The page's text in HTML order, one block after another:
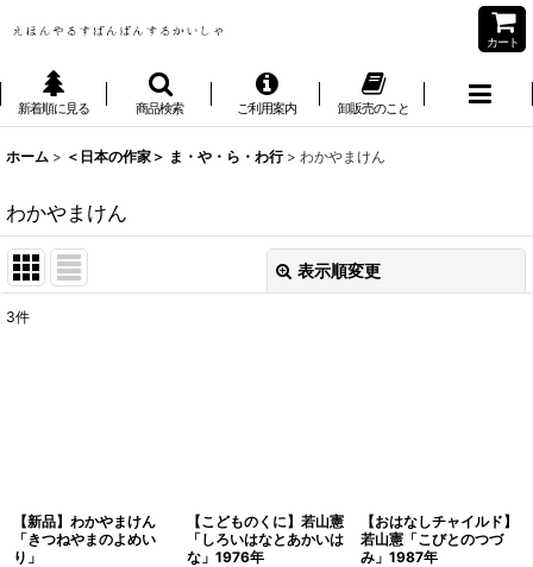
カート
新着順に見る 商品検索 ご利用案内 卸販売のこと
ホーム > ＜日本の作家＞ ま・や・ら・わ行 > わかやまけん
わかやまけん
表示順変更
3件
【新品】わかやまけん
「きつねやまのよめい
り」
【こどものくに】若山憲
「しろいはなとあかいは
な」1976年
【おはなしチャイルド】
若山憲「こびとのつづ
み」1987年